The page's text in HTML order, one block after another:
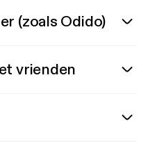
(zoals Odido)
vrienden